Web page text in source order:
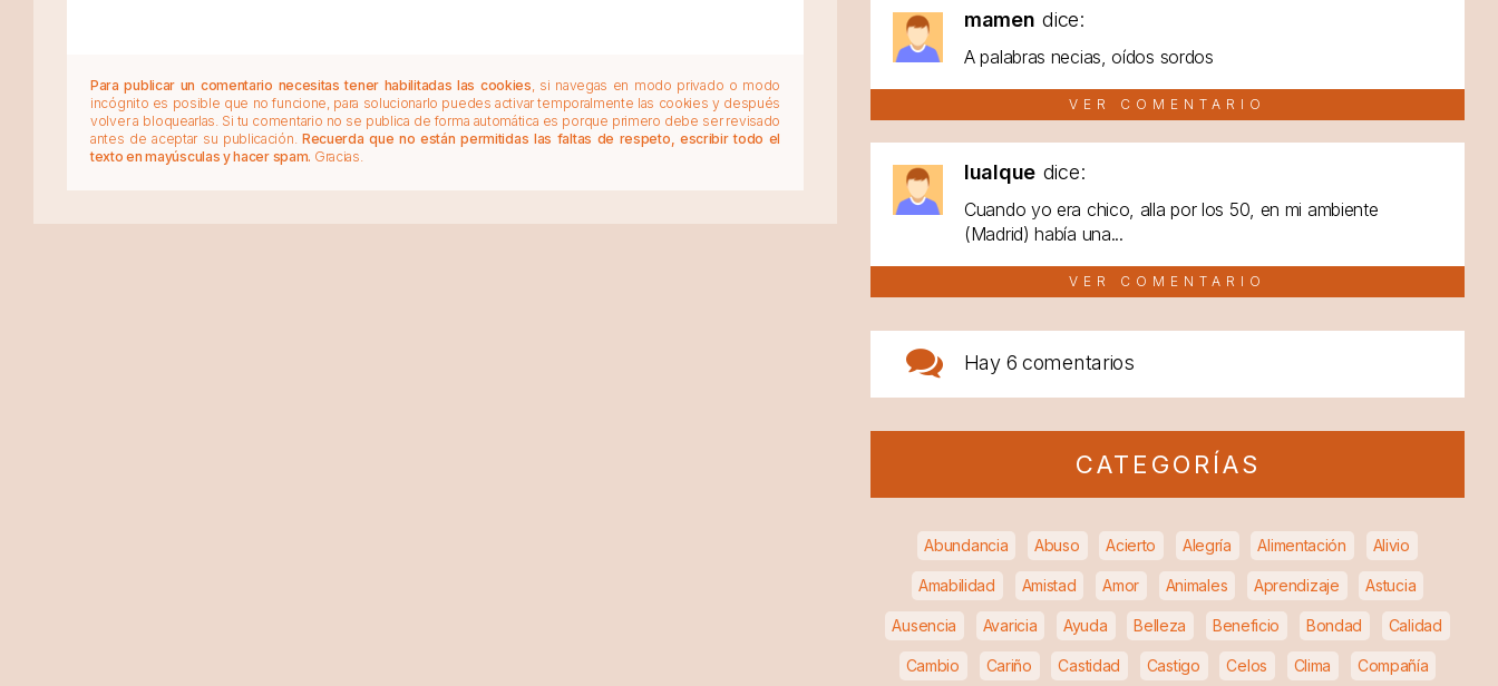
Para publicar un comentario necesitas tener habilitadas las cookies , si navegas en modo privado o modo
incógnito es posible que no funcione, para solucionarlo puedes activar temporalmente las cookies y después
volver a bloquearlas. Si tu comentario no se publica de forma automática es porque primero debe ser revisado
antes de aceptar su publicación. Recuerda que no están permitidas las faltas de respeto, escribir todo el
texto en mayúsculas y hacer spam. Gracias.
mamen dice:
A palabras necias, oídos sordos
VER COMENTARIO
lualque dice:
Cuando yo era chico, alla por los 50, en mi ambiente
(Madrid) había una...
VER COMENTARIO
Hay 6 comentarios
CATEGORÍAS
Abundancia Abuso Acierto Alegría Alimentación Alivio
Amabilidad Amistad Amor Animales Aprendizaje Astucia
Ausencia Avaricia Ayuda Belleza Beneficio Bondad Calidad
Cambio Cariño Castidad Castigo Celos Clima Compañía